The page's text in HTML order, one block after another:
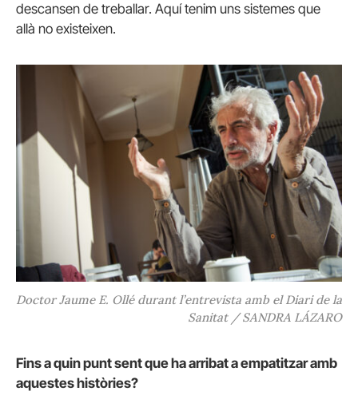
descansen de treballar. Aquí tenim uns sistemes que
allà no existeixen.
Doctor Jaume E. Ollé durant l’entrevista amb el Diari de la
Sanitat / SANDRA LÁZARO
Fins a quin punt sent que ha arribat a empatitzar amb
aquestes històries?